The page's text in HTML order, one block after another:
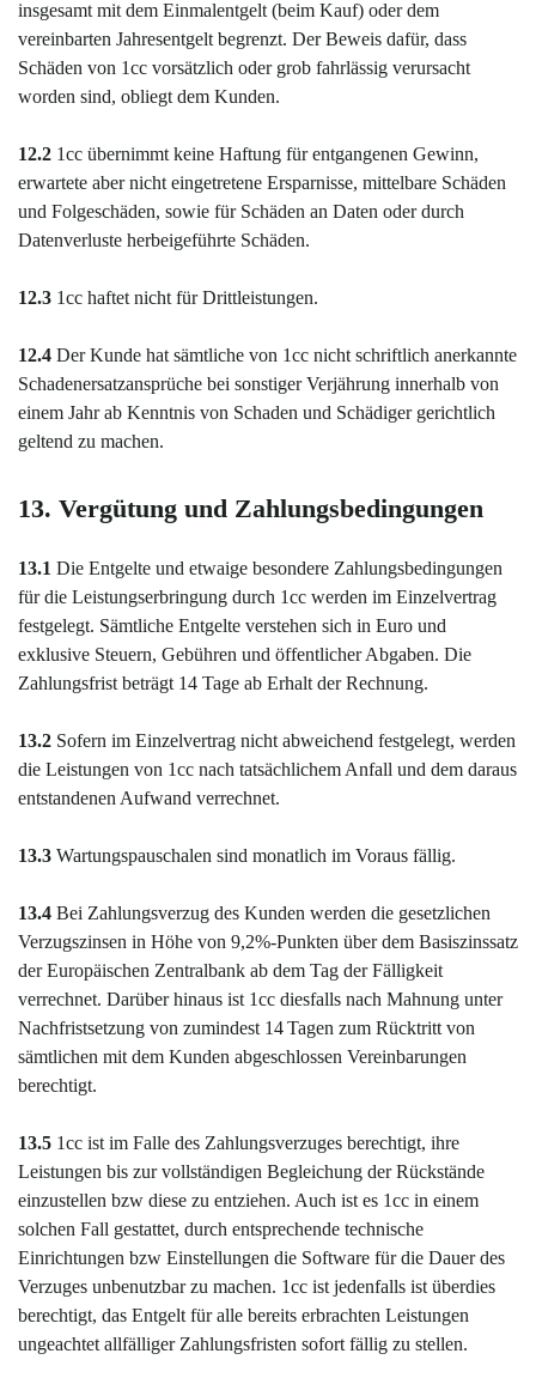
insgesamt mit dem Einmalentgelt (beim Kauf) oder dem
vereinbarten Jahresentgelt begrenzt. Der Beweis dafür, dass
Schäden von 1cc vorsätzlich oder grob fahrlässig verursacht
worden sind, obliegt dem Kunden.
12.2 1cc übernimmt keine Haftung für entgangenen Gewinn,
erwartete aber nicht eingetretene Ersparnisse, mittelbare Schäden
und Folgeschäden, sowie für Schäden an Daten oder durch
Datenverluste herbeigeführte Schäden.
12.3 1cc haftet nicht für Drittleistungen.
12.4 Der Kunde hat sämtliche von 1cc nicht schriftlich anerkannte
Schadenersatzansprüche bei sonstiger Verjährung innerhalb von
einem Jahr ab Kenntnis von Schaden und Schädiger gerichtlich
geltend zu machen.
13. Vergütung und Zahlungsbedingungen
13.1 Die Entgelte und etwaige besondere Zahlungsbedingungen
für die Leistungserbringung durch 1cc werden im Einzelvertrag
festgelegt. Sämtliche Entgelte verstehen sich in Euro und
exklusive Steuern, Gebühren und öffentlicher Abgaben. Die
Zahlungsfrist beträgt 14 Tage ab Erhalt der Rechnung.
13.2 Sofern im Einzelvertrag nicht abweichend festgelegt, werden
die Leistungen von 1cc nach tatsächlichem Anfall und dem daraus
entstandenen Aufwand verrechnet.
13.3 Wartungspauschalen sind monatlich im Voraus fällig.
13.4 Bei Zahlungsverzug des Kunden werden die gesetzlichen
Verzugszinsen in Höhe von 9,2%-Punkten über dem Basiszinssatz
der Europäischen Zentralbank ab dem Tag der Fälligkeit
verrechnet. Darüber hinaus ist 1cc diesfalls nach Mahnung unter
Nachfristsetzung von zumindest 14 Tagen zum Rücktritt von
sämtlichen mit dem Kunden abgeschlossen Vereinbarungen
berechtigt.
13.5 1cc ist im Falle des Zahlungsverzuges berechtigt, ihre
Leistungen bis zur vollständigen Begleichung der Rückstände
einzustellen bzw diese zu entziehen. Auch ist es 1cc in einem
solchen Fall gestattet, durch entsprechende technische
Einrichtungen bzw Einstellungen die Software für die Dauer des
Verzuges unbenutzbar zu machen. 1cc ist jedenfalls ist überdies
berechtigt, das Entgelt für alle bereits erbrachten Leistungen
ungeachtet allfälliger Zahlungsfristen sofort fällig zu stellen.